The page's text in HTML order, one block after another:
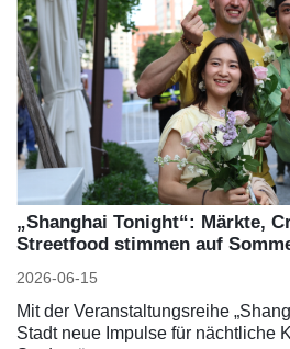
„Shanghai Tonight“: Märkte,
Streetfood stimmen auf
2026-06-15
Mit der Veranstaltungsreihe
Stadt neue Impulse für nächtliche